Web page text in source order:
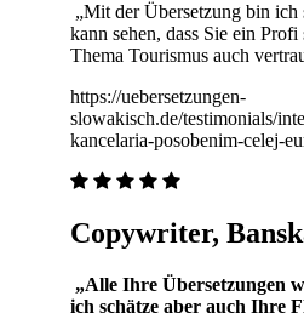
„Mit der Übersetzung bin ich
kann sehen, dass Sie ein
Thema Tourismus auch
https://uebersetzungen-
slowakisch.de/testimonials/
kancelaria-posobenim-celej-
Copywriter,
„Alle Ihre Übersetzungen
ich schätze aber auch Ihre